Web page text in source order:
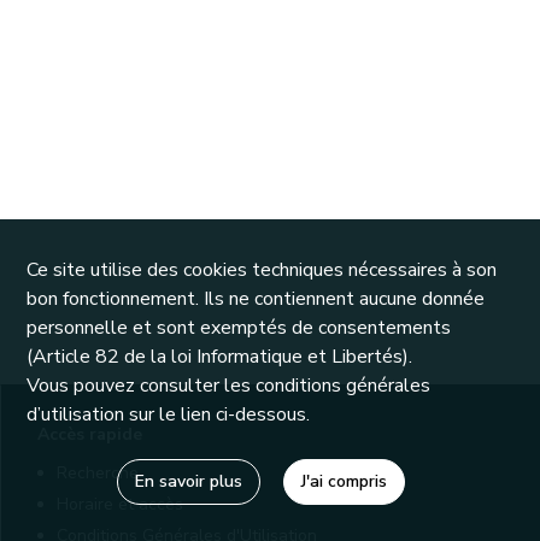
Recherche
Horaire et accès
Ce site utilise des cookies techniques nécessaires à son
bon fonctionnement. Ils ne contiennent aucune donnée
personnelle et sont exemptés de consentements
(Article 82 de la loi Informatique et Libertés).
Vous pouvez consulter les conditions générales
d’utilisation sur le lien ci-dessous.
En savoir plus J'ai compris